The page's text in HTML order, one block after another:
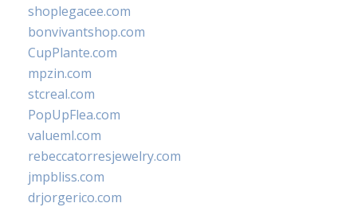
shoplegacee.com
bonvivantshop.com
CupPlante.com
mpzin.com
stcreal.com
PopUpFlea.com
valueml.com
rebeccatorresjewelry.com
jmpbliss.com
drjorgerico.com